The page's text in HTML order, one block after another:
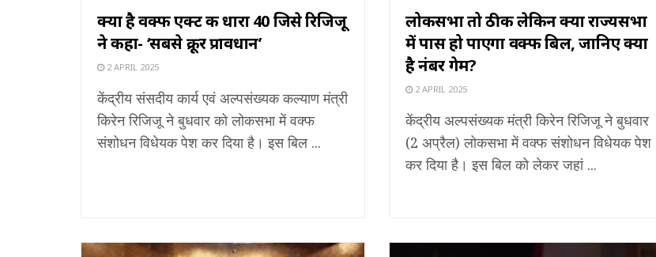
क्या है वक्फ एक्ट की धारा 40 जिसे रिजिजू
ने कहा- ‘सबसे क्रूर प्रावधान’
2 APRIL 2025
केंद्रीय संसदीय कार्य एवं अल्पसंख्यक कल्याण मंत्री
किरेन रिजिजू ने बुधवार को लोकसभा में वक्फ
संशोधन विधेयक पेश कर दिया है। इस बिल ...
लोकसभा तो ठीक लेकिन क्या राज्यसभा
में पास हो पाएगा वक्फ बिल, जानिए क्या
है नंबर गेम?
2 APRIL 2025
केंद्रीय अल्पसंख्यक मंत्री किरेन रिजिजू ने बुधवार
(2 अप्रैल) लोकसभा में वक्फ संशोधन विधेयक पेश
कर दिया है। इस बिल को लेकर जहां ...